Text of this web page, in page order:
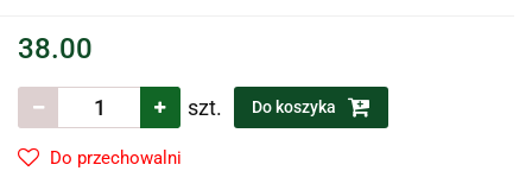
38.00
szt. Do koszyka
Do przechowalni